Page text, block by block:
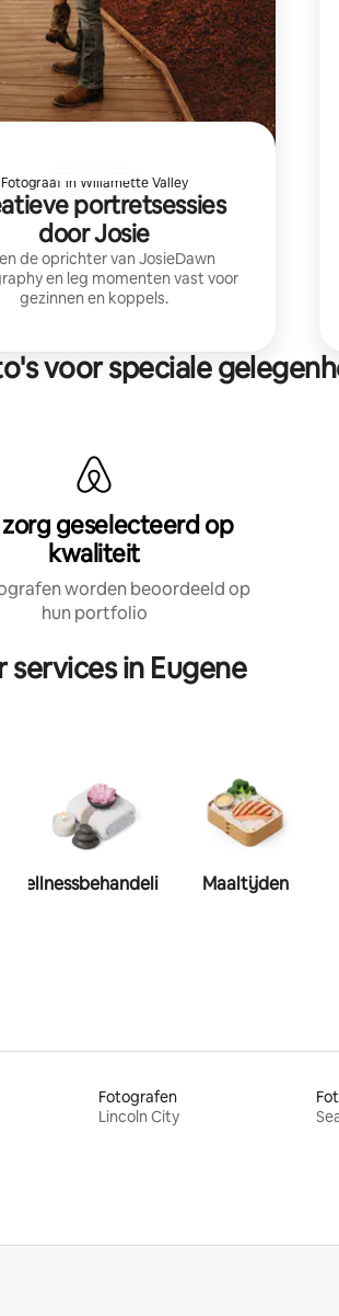
Fotograaf in Willamette Valley
portretsessies
door Josie
de oprichter van JosieDawn
en leg momenten vast voor
gezinnen en koppels.
voor speciale
geselecteerd op
kwaliteit
worden beoordeeld op
hun portfolio
services in Eugene
Wellnessbehandeling Maaltijden
Fotografen
Lincoln City